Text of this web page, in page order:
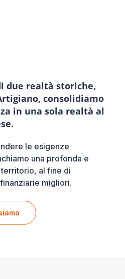
due realtà storiche,
consolidiamo
in una sola realtà al
le esigenze
una profonda e
al fine di
migliori.